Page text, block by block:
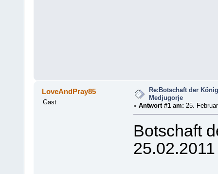
LoveAndPray85
Gast
Re:Botschaft der
Medjugorje
« Antwort #1 am: 25.
Botschaft
25.02.2011